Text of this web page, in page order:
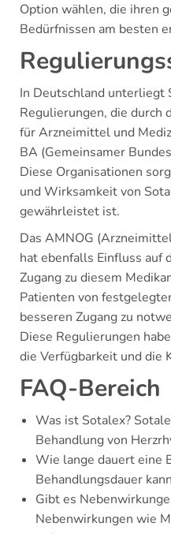
Option wählen, die ihren
Bedürfnissen am besten
In Deutschland unterliegt
Regulierungen, die
für Arzneimittel und
BA (Gemeinsamer
Diese Organisationen
und Wirksamkeit von
gewährleistet ist.
Das AMNOG
hat ebenfalls Einfluss auf
Zugang zu diesem
Patienten von
besseren Zugang zu
Diese Regulierungen
die Verfügbarkeit und die
FAQ-Bereich
Was ist Sotalex?
Behandlung von
Wie lange dauert eine
Behandlungsdauer
Gibt es
Nebenwirkungen wie